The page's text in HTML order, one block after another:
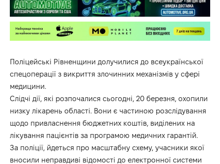
Поліцейські Рівненщини долучилися до всеукраїнської
спецоперації з викриття злочинних механізмів у сфері
медицини.
Слідчі дії, які розпочалися сьогодні, 20 березня, охопили
низку лікарень області. Вони є частиною розслідування
щодо привласнення бюджетних коштів, виділених на
лікування пацієнтів за програмою медичних гарантій.
За поліції, йдеться про масштабну схему, учасники якої
вносили неправдиві відомості до електронної системи